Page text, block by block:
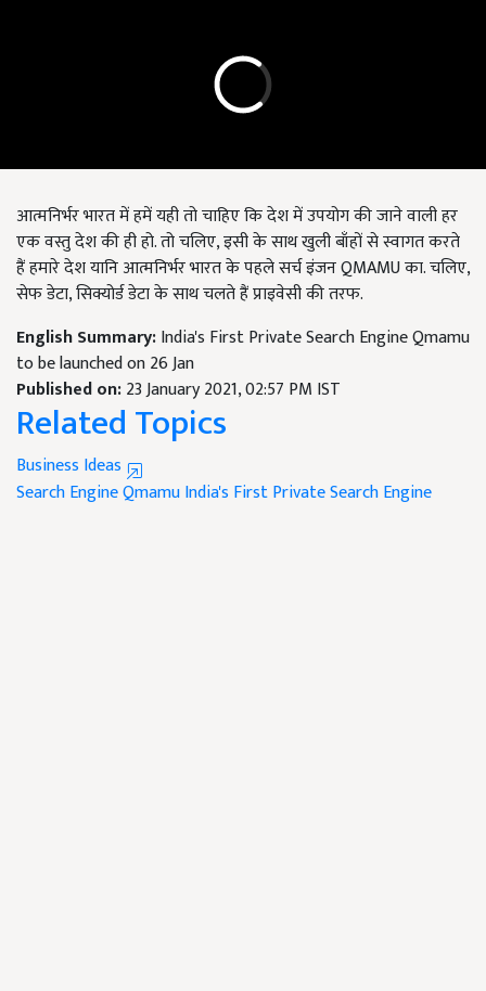
आत्मनिर्भर भारत में हमें यही तो चाहिए कि देश में उपयोग की जाने वाली हर
एक वस्तु देश की ही हो. तो चलिए, इसी के साथ खुली बाँहों से स्वागत करते
हैं हमारे देश यानि आत्मनिर्भर भारत के पहले सर्च इंजन QMAMU का. चलिए,
सेफ डेटा, सिक्योर्ड डेटा के साथ चलते हैं प्राइवेसी की तरफ.
English Summary:India's First Private Search Engine Qmamu
to be launched on 26 Jan
Published on:23 January 2021, 02:57 PM IST
Related Topics
Business Ideas
Search Engine QmamuIndia's First Private Search Engine